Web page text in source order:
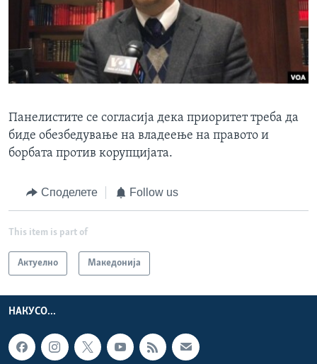
Панелистите се согласија дека приоритет треба да
биде обезбедување на владеење на правото и
борбата против корупцијата.
Споделете Follow us
This item is part of
Актуелно Македонија
НАКУСО...